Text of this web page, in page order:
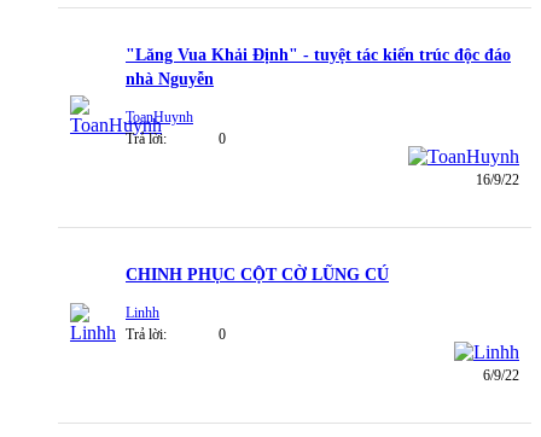
"Lăng Vua Khải Định" - tuyệt tác kiến trúc độc đáo
nhà Nguyễn
ToanHuynh
Trả lời:
0
16/9/22
CHINH PHỤC CỘT CỜ LŨNG CÚ
Linhh
Trả lời:
0
6/9/22